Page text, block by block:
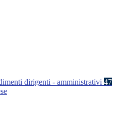
dirigenti - amministrativi 47